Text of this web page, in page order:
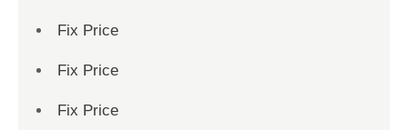
Fix Price
Fix Price
Fix Price